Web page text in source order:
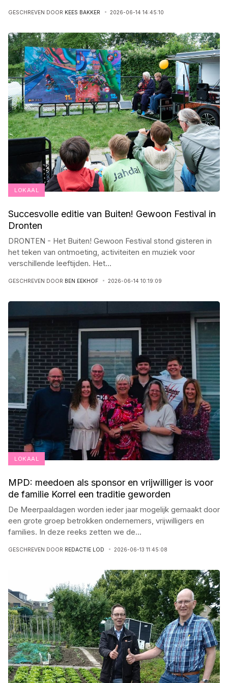
GESCHREVEN DOOR KEES BAKKER 2026-06-14 14:45:10
LOKAAL
Succesvolle editie van Buiten! Gewoon Festival in
Dronten
DRONTEN - Het Buiten! Gewoon Festival stond gisteren in
het teken van ontmoeting, activiteiten en muziek voor
verschillende leeftijden. Het...
GESCHREVEN DOOR BEN EEKHOF 2026-06-14 10:19:09
LOKAAL
MPD: meedoen als sponsor en vrijwilliger is voor
de familie Korrel een traditie geworden
De Meerpaaldagen worden ieder jaar mogelijk gemaakt door
een grote groep betrokken ondernemers, vrijwilligers en
families. In deze reeks zetten we de...
GESCHREVEN DOOR REDACTIE LOD 2026-06-13 11:45:08